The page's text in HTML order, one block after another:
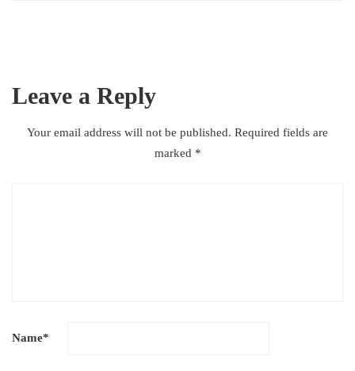
Leave a Reply
Your email address will not be published. Required fields are
marked *
Name*